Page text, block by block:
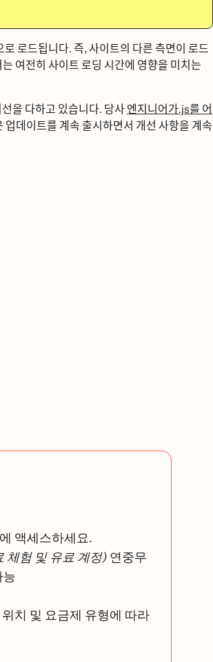
로드됩니다. 즉, 사이트의 다른 측면이 로드
사이트 로딩 시간에 영향을 미치는
다하고 있습니다. 당사 엔지니어가.js를 어
계속 출시하면서 개선 사항을 계속
액세스하세요.
체험 및 유료 계정) 연중무
능
치 및 요금제 유형에 따라